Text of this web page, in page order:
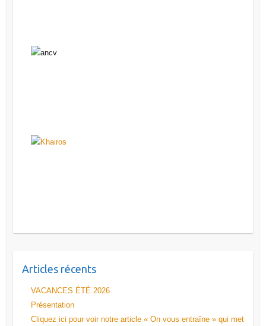
Articles récents
VACANCES ÉTÉ 2026
Présentation
Cliquez ici pour voir notre article « On vous entraîne » qui met